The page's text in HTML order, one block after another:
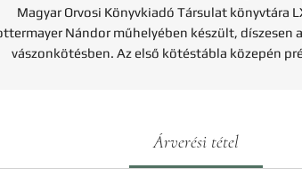
Magyar Orvosi Könyvkiadó Társulat könyvtára
Nándor műhelyében készült, díszesen
vászonkötésben. Az első kötéstábla közepén
Árverési tétel